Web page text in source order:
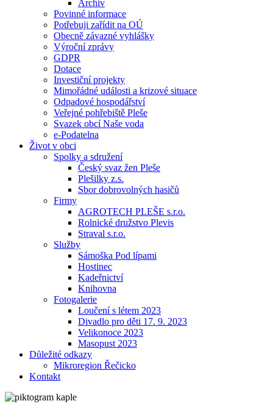
Archiv
Povinné informace
Potřebuji zařídit na OÚ
Obecně závazné vyhlášky
Výroční zprávy
GDPR
Dotace
Investiční projekty
Mimořádné události a krizové situace
Odpadové hospodářství
Veřejné pohřebiště Pleše
Svazek obcí Naše voda
e-Podatelna
Život v obci
Spolky a sdružení
Český svaz žen Pleše
Plešilky z.s.
Sbor dobrovolných hasičů
Firmy
AGROTECH PLEŠE s.r.o.
Rolnické družstvo Plevis
Straval s.r.o.
Služby
Sámoška Pod lípami
Hostinec
Kadeřnictví
Knihovna
Fotogalerie
Loučení s létem 2023
Divadlo pro děti 17. 9. 2023
Velikonoce 2023
Masopust 2023
Důležité odkazy
Mikroregion Řečicko
Kontakt